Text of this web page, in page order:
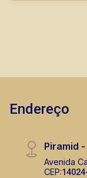
Endereço
Piramid
Avenida
CEP: